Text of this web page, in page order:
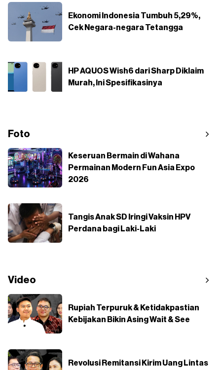
Ekonomi Indonesia Tumbuh 5,29%,
Cek Negara-negara Tetangga
HP AQUOS Wish6 dari Sharp Diklaim
Murah, Ini Spesifikasinya
Foto
Keseruan Bermain di Wahana
Permainan Modern Fun Asia Expo
2026
Tangis Anak SD Iringi Vaksin HPV
Perdana bagi Laki-Laki
Video
Rupiah Terpuruk & Ketidakpastian
Kebijakan Bikin Asing Wait & See
Revolusi Remitansi Kirim Uang Lintas